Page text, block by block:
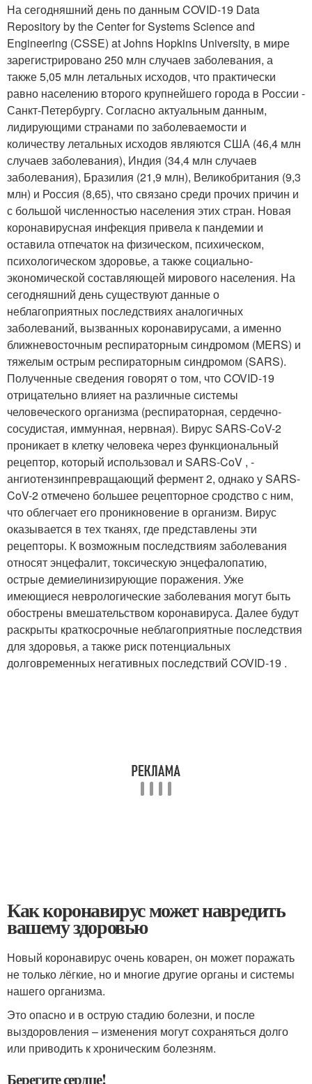
На сегодняшний день по данным COVID-19 Data
Repository by the Center for Systems Science and
Engineering (CSSE) at Johns Hopkins University, в мире
зарегистрировано 250 млн случаев заболевания, а
также 5,05 млн летальных исходов, что практически
равно населению второго крупнейшего города в России -
Санкт-Петербургу. Согласно актуальным данным,
лидирующими странами по заболеваемости и
количеству летальных исходов являются США (46,4 млн
случаев заболевания), Индия (34,4 млн случаев
заболевания), Бразилия (21,9 млн), Великобритания (9,3
млн) и Россия (8,65), что связано среди прочих причин и
с большой численностью населения этих стран. Новая
коронавирусная инфекция привела к пандемии и
оставила отпечаток на физическом, психическом,
психологическом здоровье, а также социально-
экономической составляющей мирового населения. На
сегодняшний день существуют данные о
неблагоприятных последствиях аналогичных
заболеваний, вызванных коронавирусами, а именно
ближневосточным респираторным синдромом (MERS) и
тяжелым острым респираторным синдромом (SARS).
Полученные сведения говорят о том, что COVID-19
отрицательно влияет на различные системы
человеческого организма (респираторная, сердечно-
сосудистая, иммунная, нервная). Вирус SARS-CoV-2
проникает в клетку человека через функциональный
рецептор, который использовал и SARS-CoV , -
ангиотензинпревращающий фермент 2, однако у SARS-
CoV-2 отмечено большее рецепторное сродство с ним,
что облегчает его проникновение в организм. Вирус
оказывается в тех тканях, где представлены эти
рецепторы. К возможным последствиям заболевания
относят энцефалит, токсическую энцефалопатию,
острые демиелинизирующие поражения. Уже
имеющиеся неврологические заболевания могут быть
обострены вмешательством коронавируса. Далее будут
раскрыты краткосрочные неблагоприятные последствия
для здоровья, а также риск потенциальных
долговременных негативных последствий COVID-19 .
Как коронавирус может навредить
вашему здоровью
Новый коронавирус очень коварен, он может поражать
не только лёгкие, но и многие другие органы и системы
нашего организма.
Это опасно и в острую стадию болезни, и после
выздоровления – изменения могут сохраняться долго
или приводить к хроническим болезням.
Берегите сердце!